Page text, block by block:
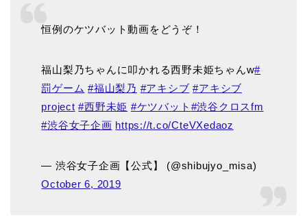
恒例のケツバット動画をどうぞ！
福山梨乃ちゃんに叩かれる西野未姫ちゃんw#
罰ゲーム #福山梨乃 #アキシブ #アキシブ
project #西野未姫 #ケツバット #渋谷クロスfm
#渋谷女子企画 https://t.co/CteVXedaoz
— 渋谷女子企画【公式】 (@shibujyo_misa)
October 6, 2019